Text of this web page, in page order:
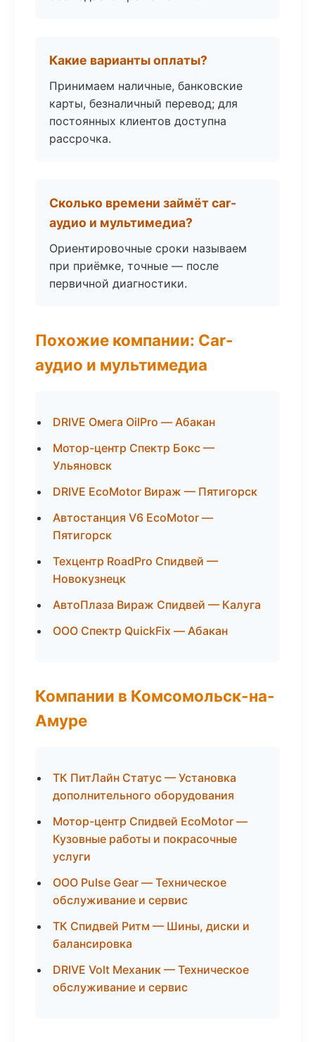
Какие варианты оплаты?
Принимаем наличные, банковские
карты, безналичный перевод; для
постоянных клиентов доступна
рассрочка.
Сколько времени займёт car-
аудио и мультимедиа?
Ориентировочные сроки называем
при приёмке, точные — после
первичной диагностики.
Похожие компании: Car-
аудио и мультимедиа
DRIVE Омега OilPro — Абакан
Мотор-центр Спектр Бокс —
Ульяновск
DRIVE EcoMotor Вираж — Пятигорск
Автостанция V6 EcoMotor —
Пятигорск
Техцентр RoadPro Спидвей —
Новокузнецк
АвтоПлаза Вираж Спидвей — Калуга
ООО Спектр QuickFix — Абакан
Компании в Комсомольск-на-
Амуре
ТК ПитЛайн Статус — Установка
дополнительного оборудования
Мотор-центр Спидвей EcoMotor —
Кузовные работы и покрасочные
услуги
ООО Pulse Gear — Техническое
обслуживание и сервис
ТК Спидвей Ритм — Шины, диски и
балансировка
DRIVE Volt Механик — Техническое
обслуживание и сервис